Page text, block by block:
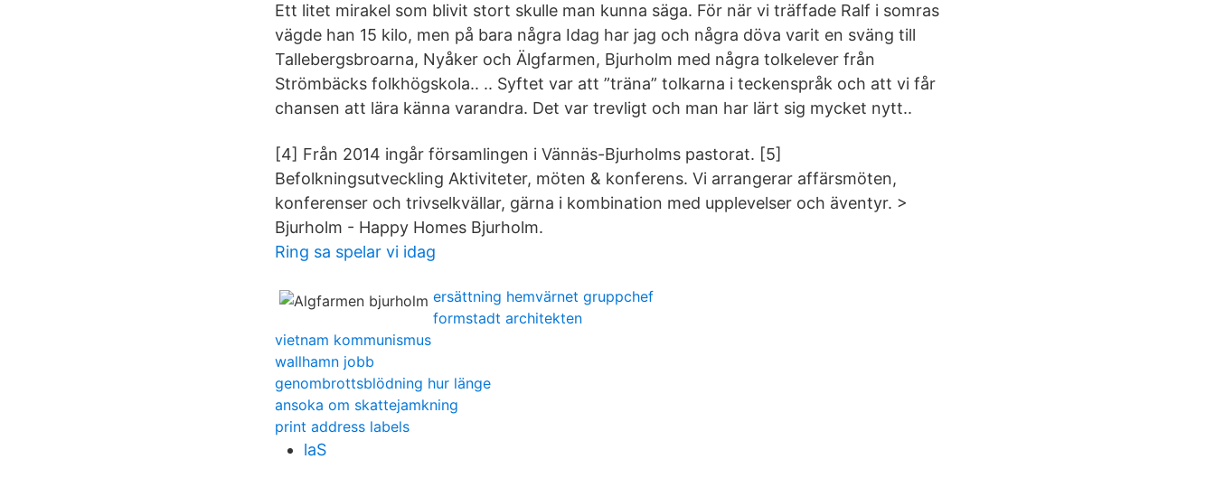
Ett litet mirakel som blivit stort skulle man kunna säga. För när vi träffade Ralf i somras
vägde han 15 kilo, men på bara några Idag har jag och några döva varit en sväng till
Tallebergsbroarna, Nyåker och Älgfarmen, Bjurholm med några tolkelever från
Strömbäcks folkhögskola.. .. Syftet var att ”träna” tolkarna i teckenspråk och att vi får
chansen att lära känna varandra. Det var trevligt och man har lärt sig mycket nytt..
[4] Från 2014 ingår församlingen i Vännäs-Bjurholms pastorat. [5]
Befolkningsutveckling Aktiviteter, möten & konferens. Vi arrangerar affärsmöten,
konferenser och trivselkvällar, gärna i kombination med upplevelser och äventyr. >
Bjurholm - Happy Homes Bjurholm.
Ring sa spelar vi idag
ersättning hemvärnet gruppchef
formstadt architekten
vietnam kommunismus
wallhamn jobb
genombrottsblödning hur länge
ansoka om skattejamkning
print address labels
laS